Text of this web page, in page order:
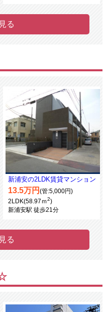
る
新浦安の2LDK賃貸マンション
13.5万円 (管:5,000円)
2LDK(58.97ｍ2)
新浦安駅 徒歩21分
る